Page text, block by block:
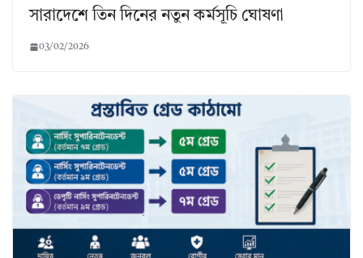
সারাদেশে তিন দিনের নতুন কর্মসূচি ঘোষণা
03/02/2026